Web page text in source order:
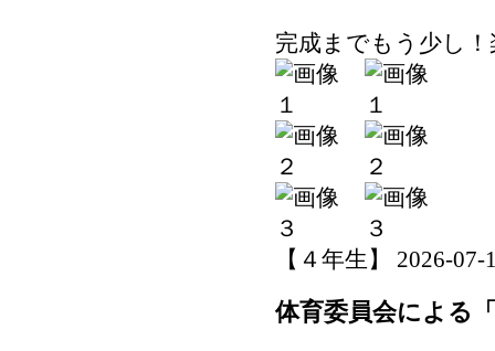
完成までもう少し
【４年生】 2026-07-
体育委員会による